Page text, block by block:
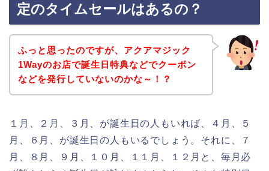
定のタイムセールはあるの？
ふっと思ったのですが、アクアマジック
1Wayのお店で誕生日特典などでクーポン
などを発行していないのかな～！？
１月、２月、３月、が誕生日の人もいれば、４月、５
月、６月、が誕生日の人もいるでしょう。それに、７
月、８月、９月、１０月、１１月、１２月と、毎月必